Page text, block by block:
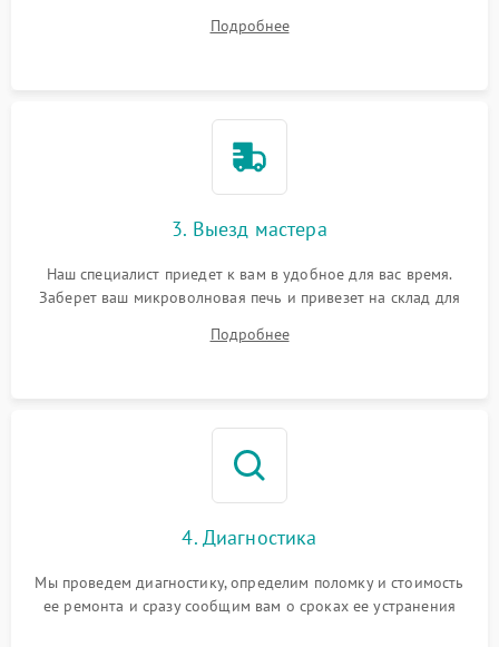
Подробнее
3. Выезд мастера
Наш специалист приедет к вам в удобное для вас время.
Заберет ваш микроволновая печь и привезет на склад для
Подробнее
4. Диагностика
Мы проведем диагностику, определим поломку и стоимость
ее ремонта и сразу сообщим вам о сроках ее устранения